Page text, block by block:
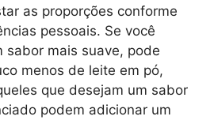
as proporções conforme
pessoais. Se você
sabor mais suave, pode
menos de leite em pó,
que desejam um sabor
podem adicionar um